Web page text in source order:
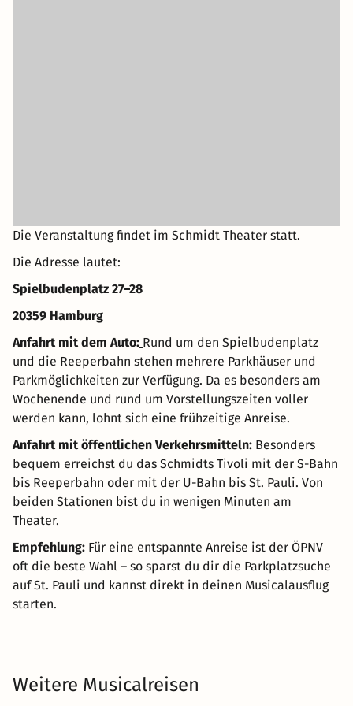
Die Veranstaltung findet im Schmidt Theater statt.
Die Adresse lautet:
Spielbudenplatz 27–28
20359 Hamburg
Anfahrt mit dem Auto: Rund um den Spielbudenplatz
und die Reeperbahn stehen mehrere Parkhäuser und
Parkmöglichkeiten zur Verfügung. Da es besonders am
Wochenende und rund um Vorstellungszeiten voller
werden kann, lohnt sich eine frühzeitige Anreise.
Anfahrt mit öffentlichen Verkehrsmitteln: Besonders
bequem erreichst du das Schmidts Tivoli mit der S-Bahn
bis Reeperbahn oder mit der U-Bahn bis St. Pauli. Von
beiden Stationen bist du in wenigen Minuten am
Theater.
Empfehlung: Für eine entspannte Anreise ist der ÖPNV
oft die beste Wahl – so sparst du dir die Parkplatzsuche
auf St. Pauli und kannst direkt in deinen Musicalausflug
starten.
Weitere Musicalreisen